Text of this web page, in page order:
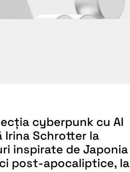
cyberpunk cu AI
Irina Schrotter la
inspirate de Japonia
post-apocaliptice, la